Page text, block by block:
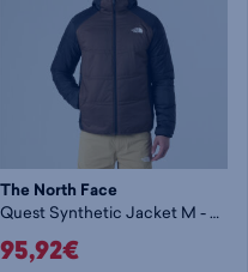
The North Face
Quest Synthetic Jacket M - miesten kevytvanutakki
95,92€